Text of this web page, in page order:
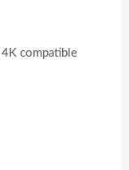
compatible